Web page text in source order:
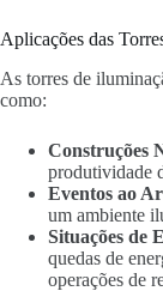
Aplicações das
As torres de
como:
Construções
produtividade
Eventos ao
um ambiente
Situações de
quedas de
operações de